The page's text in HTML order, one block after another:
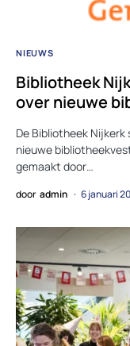
NIEUWS
Bibliotheek
over nieuwe
De Bibliotheek
nieuwe
gemaakt door…
door admin 6 januari